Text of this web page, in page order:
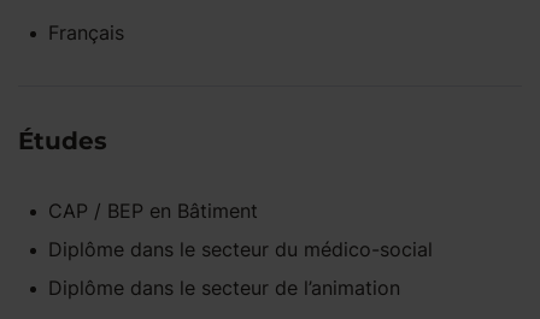
Français
Études
CAP / BEP en Bâtiment
Diplôme dans le secteur du médico-social
Diplôme dans le secteur de l’animation